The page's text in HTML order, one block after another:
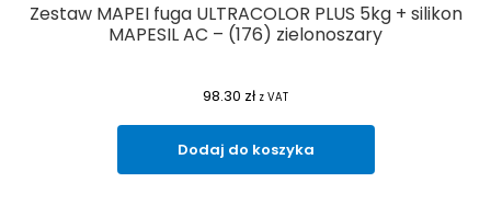
Zestaw MAPEI fuga ULTRACOLOR PLUS 5kg + silikon
MAPESIL AC – (176) zielonoszary
98.30 zł z VAT
Dodaj do koszyka